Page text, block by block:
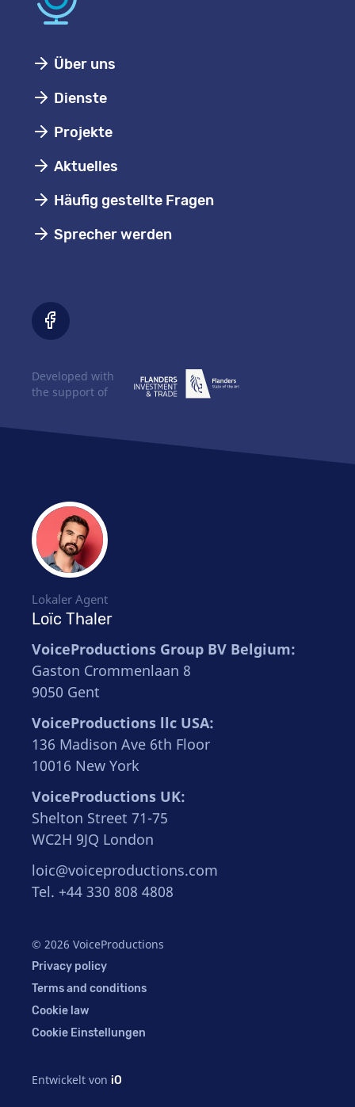
Über uns
Dienste
Projekte
Aktuelles
Häufig gestellte Fragen
Sprecher werden
Lokaler Agent
Loïc Thaler
VoiceProductions Group BV Belgium:
Gaston Crommenlaan 8
9050 Gent
VoiceProductions llc USA:
136 Madison Ave 6th Floor
10016 New York
VoiceProductions UK:
Shelton Street 71-75
WC2H 9JQ London
loic@voiceproductions.com
Tel. +44 330 808 4808
© 2026 VoiceProductions
Privacy policy
Terms and conditions
Cookie law
Cookie Einstellungen
Entwickelt von iO
Developed with
the support of